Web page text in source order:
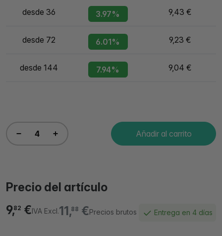
desde 36 3.97% 9,43 €
desde 72 6.01% 9,23 €
desde 144 7.94% 9,04 €
Añadir al carrito
Precio del artículo
11,88 €Precios brutos
9,82 €IVA Excl. Entrega en 4 días